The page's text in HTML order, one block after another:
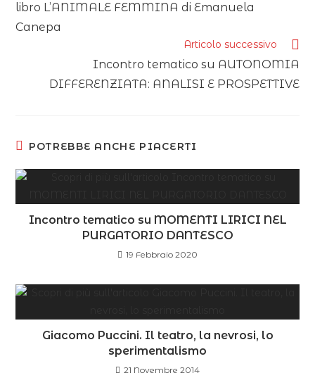
libro L’ANIMALE FEMMINA di Emanuela
Canepa
Articolo successivo
Incontro tematico su AUTONOMIA
DIFFERENZIATA: ANALISI E PROSPETTIVE
POTREBBE ANCHE PIACERTI
Incontro tematico su MOMENTI LIRICI NEL
PURGATORIO DANTESCO
19 Febbraio 2020
Giacomo Puccini. Il teatro, la nevrosi, lo
sperimentalismo
21 Novembre 2014